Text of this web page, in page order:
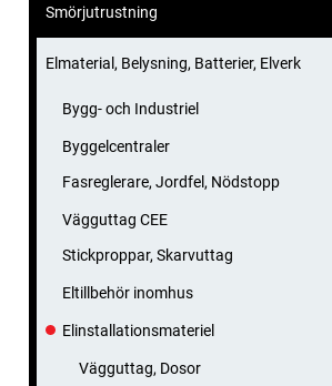
Smörjutrustning
Elmaterial, Belysning, Batterier, Elverk
Bygg- och Industriel
Byggelcentraler
Fasreglerare, Jordfel, Nödstopp
Vägguttag CEE
Stickproppar, Skarvuttag
Eltillbehör inomhus
Elinstallationsmateriel
Vägguttag, Dosor